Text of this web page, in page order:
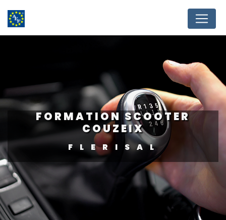
FORMATION SCOOTER
COUZEIX
FLERISAL